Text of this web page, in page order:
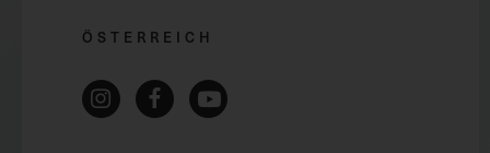
ÖSTERREICH